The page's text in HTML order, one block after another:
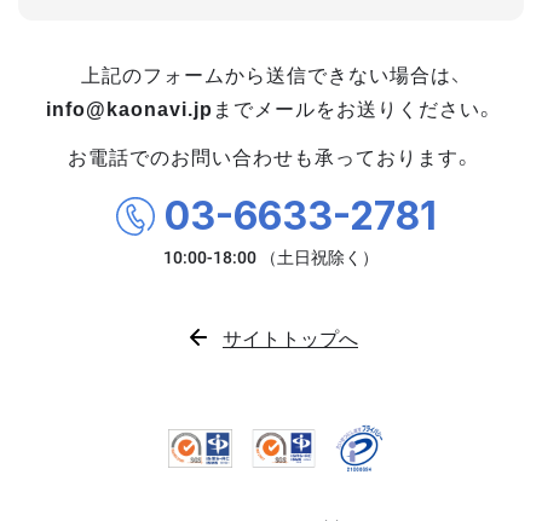
上記のフォームから送信できない場合は、
info@kaonavi.jp までメールをお送りください。
お電話でのお問い合わせも承っております。
03-6633-2781
サイトトップへ